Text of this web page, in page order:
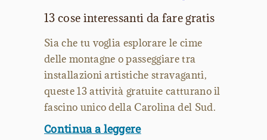
13 cose interessanti da fare gratis
Sia che tu voglia esplorare le cime
delle montagne o passeggiare tra
installazioni artistiche stravaganti,
queste 13 attività gratuite catturano il
fascino unico della Carolina del Sud.
Continua a leggere